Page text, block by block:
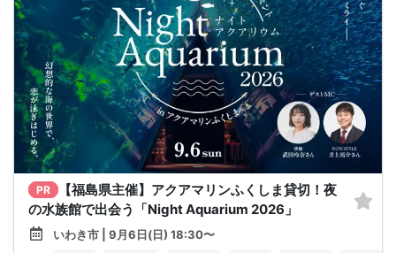
PR
【福島県主催】アクアマリンふくしま貸切！夜
の水族館で出会う「Night Aquarium 2026」
いわき市 | 9月6日(日) 18:30〜